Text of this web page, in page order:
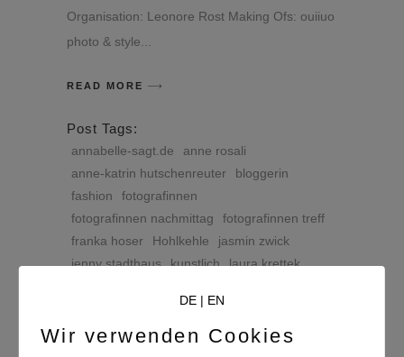
Organisation: Leonore Rost Making Ofs: ouiiuo
photo & style
READ MORE
Post Tags:
annabelle-sagt.de
anne rosali
anne-katrin hutschenreuter
bloggerin
fashion
fotografinnen
fotografinnen nachmittag
fotografinnen treff
franka hoser
Hohlkehle
jasmin zwick
jenny stadthaus
kunstlich
laura krettek
model
mona lutz
ouiiuo photo & style
ramona schacht
DE| EN
Wir verwenden Cookies